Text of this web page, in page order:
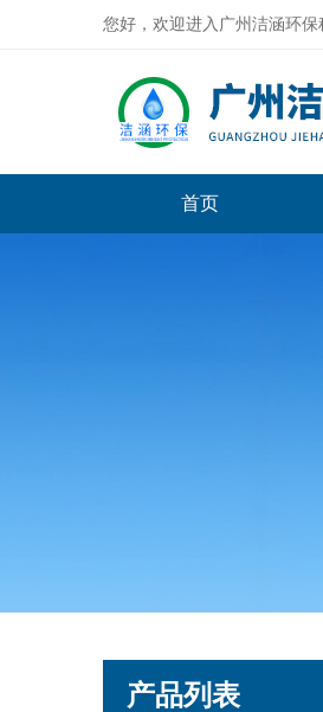
您好，欢迎进入广州洁涵环保
首页
产品列表